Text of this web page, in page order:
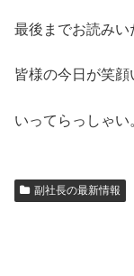
最後までお読みい
皆様の今日が笑
いってらっしゃい
副社長の最新情報